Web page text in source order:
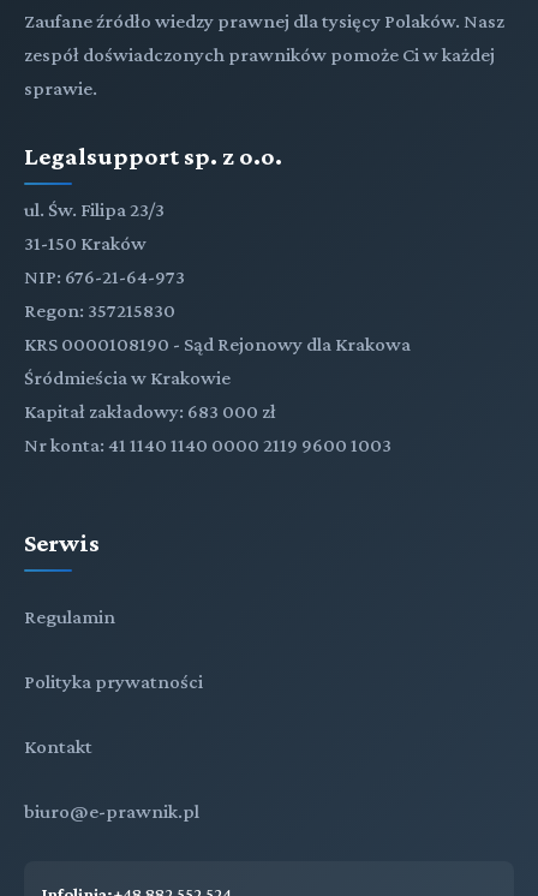
Zaufane źródło wiedzy prawnej dla tysięcy Polaków. Nasz
zespół doświadczonych prawników pomoże Ci w każdej
sprawie.
Legalsupport sp. z o.o.
ul. Św. Filipa 23/3
31-150 Kraków
NIP: 676-21-64-973
Regon: 357215830
KRS 0000108190 - Sąd Rejonowy dla Krakowa
Śródmieścia w Krakowie
Kapitał zakładowy: 683 000 zł
Nr konta: 41 1140 1140 0000 2119 9600 1003
Serwis
Regulamin
Polityka prywatności
Kontakt
biuro@e-prawnik.pl